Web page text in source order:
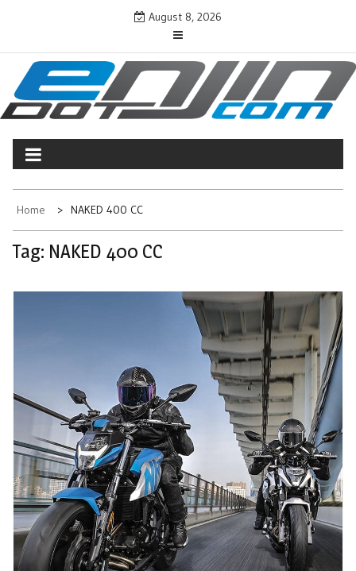
August 8, 2026
ENJINDOTCOM
Perjalanan Dunia Permotoran
Home NAKED 400 CC
Tag: NAKED 400 CC